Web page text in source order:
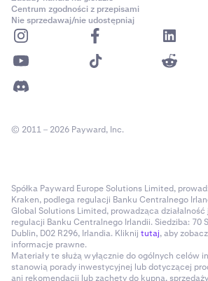
Centrum zgodności z przepisami
Nie sprzedawaj/nie udostępniaj
© 2011 – 2026 Payward, Inc.
Spółka Payward Europe Solutions Limited,
Kraken, podlega regulacji Banku Centralnego
Global Solutions Limited, prowadząca
regulacji Banku Centralnego Irlandii. Siedziba: 70
Dublin, D02 R296, Irlandia. Kliknij tutaj, aby
informacje prawne.
Materiały te służą wyłącznie do ogólnych celów
stanowią porady inwestycyjnej lub dotyczącej
ani rekomendacji lub zachęty do kupna,